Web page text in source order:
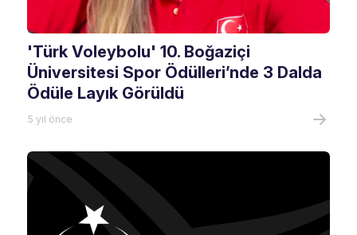
'Türk Voleybolu' 10. Boğaziçi
Üniversitesi Spor Ödülleri’nde 3 Dalda
Ödüle Layık Görüldü
5 yıl önce